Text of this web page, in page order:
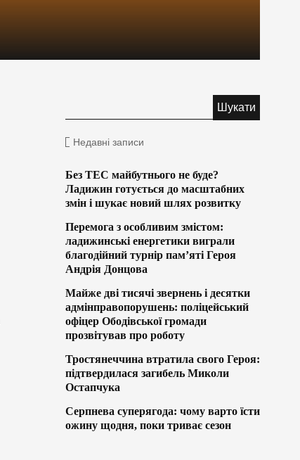
Недавні записи
Без ТЕС майбутнього не буде?
Ладижин готується до масштабних
змін і шукає новий шлях розвитку
Перемога з особливим змістом:
ладижинські енергетики виграли
благодійний турнір пам’яті Героя
Андрія Донцова
Майже дві тисячі звернень і десятки
адмінправопорушень: поліцейський
офіцер Ободівської громади
прозвітував про роботу
Тростянеччина втратила свого Героя:
підтвердилася загибель Миколи
Остапчука
Серпнева суперягода: чому варто їсти
ожину щодня, поки триває сезон